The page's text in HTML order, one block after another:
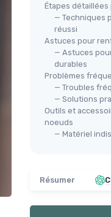
Étapes
— Techniques
réussi
Astuces pour
— Astuces
durables
Problèmes
— Troubles
— Solutions
Outils et
noeuds
— Matériel
Résumer